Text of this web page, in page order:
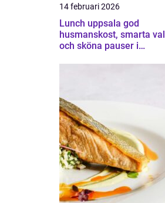
14 februari 2026
Lunch uppsala god
husmanskost, smarta val
och sköna pauser i